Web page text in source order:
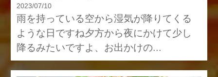
2023/07/10
雨を持っている空から湿気が降りてくる
ような日ですね夕方から夜にかけて少し
降るみたいですよ、お出かけの...